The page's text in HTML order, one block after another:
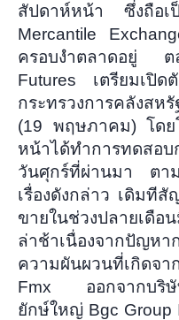
สัปดาห์หน้า ซึ่งถือเ
Mercantile
ครอบงำตลาดอยู่
Futures เตรียมเปิด
กระทรวงการคลังสห
(19 พฤษภาคม) โดย
หน้าได้ทำการทดสอบ
วันศุกร์ที่ผ่านมา ตา
เรื่องดังกล่าว เดิมที
ขายในช่วงปลายเ
ล่าช้าเนื่องจากปัญหา
ความผันผวนที่เกิดจ
Fmx ออกจากบริษั
ยักษ์ใหญ่ Bgc Group